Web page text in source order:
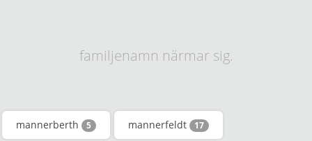
familjenamn närmar sig.
mannerberth 5 mannerfeldt 17